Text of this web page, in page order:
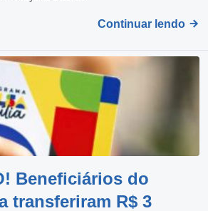
Continuar lendo
Beneficiários do
transferiram R$ 3